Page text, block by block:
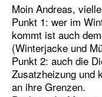
Moin Andreas,
Punkt 1: wer im
kommt ist auch
(Winterjacke und
Punkt 2: auch die
Zusatzheizung und
an ihre Grenzen.